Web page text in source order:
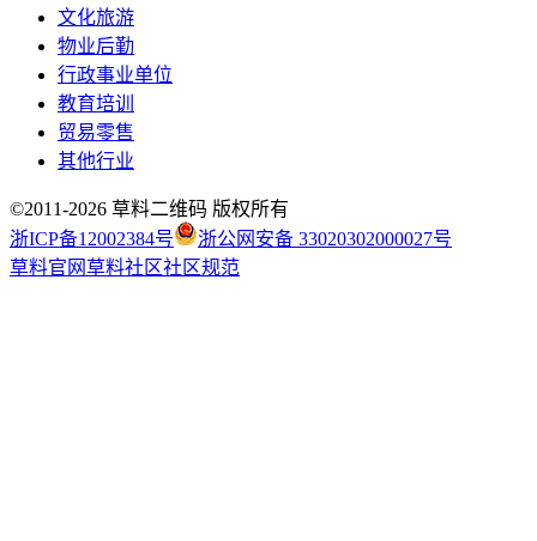
文化旅游
物业后勤
行政事业单位
教育培训
贸易零售
其他行业
©2011-2026 草料二维码 版权所有
浙ICP备12002384号
浙公网安备 33020302000027号
草料官网草料社区社区规范